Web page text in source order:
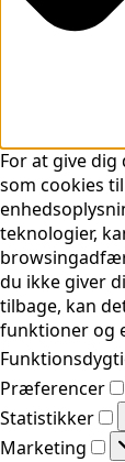
For at give
som cookies
teknologier,
du ikke giver
tilbage, kan
funktioner og
Præferencer
Statistikker
Marketing